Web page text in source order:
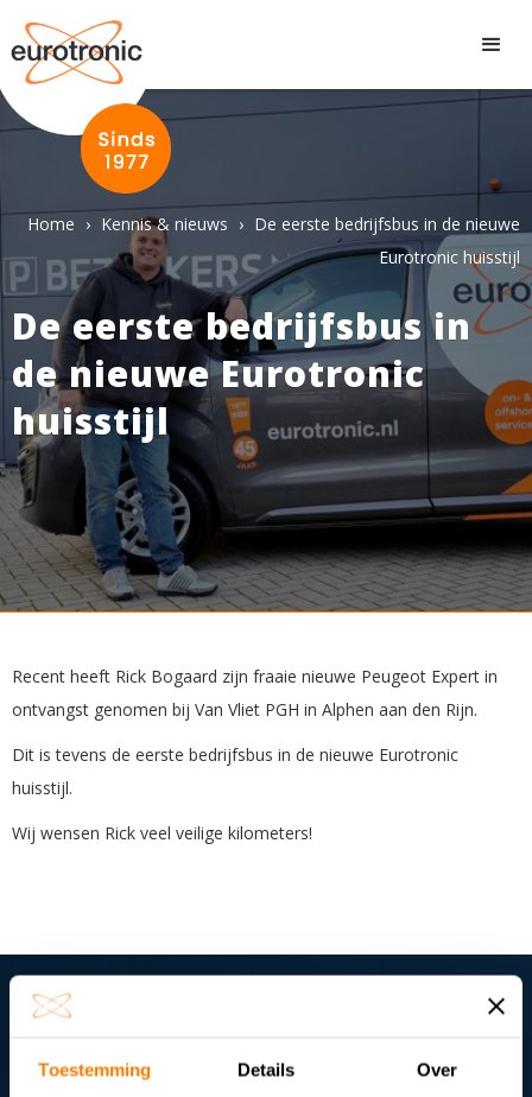
Toestemming Details Over
Home › Kennis & nieuws › De eerste bedrijfsbus in de nieuwe
Eurotronic huisstijl
De eerste bedrijfsbus in
de nieuwe Eurotronic
huisstijl
Recent heeft Rick Bogaard zijn fraaie nieuwe Peugeot Expert in
ontvangst genomen bij Van Vliet PGH in Alphen aan den Rijn.
Dit is tevens de eerste bedrijfsbus in de nieuwe Eurotronic
huisstijl.
Wij wensen Rick veel veilige kilometers!
ontvang meteen een vrijblijvend